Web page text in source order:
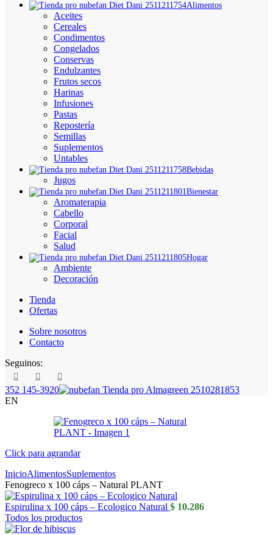
Alimentos
Aceites
Cereales
Condimentos
Congelados
Conservas
Endulzantes
Frutos secos
Harinas
Infusiones
Pastas
Repostería
Semillas
Suplementos
Untables
Bebidas
Jugos
Bienestar
Aromaterapia
Cabello
Corporal
Facial
Salud
Hogar
Ambiente
Decoración
Tienda
Ofertas
Sobre nosotros
Contacto
Seguinos:
352 145-3920
EN
Click para agrandar
InicioAlimentosSuplementos
Fenogreco x 100 cáps – Natural PLANT
Espirulina x 100 cáps – Ecologico Natural $ 10.286
Todos los productos